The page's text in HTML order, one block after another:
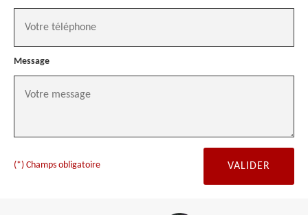
Message
(*) Champs obligatoire